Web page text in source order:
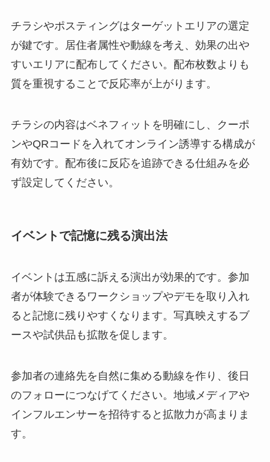
チラシやポスティングはターゲットエリアの選定
が鍵です。居住者属性や動線を考え、効果の出や
すいエリアに配布してください。配布枚数よりも
質を重視することで反応率が上がります。
チラシの内容はベネフィットを明確にし、クーポ
ンやQRコードを入れてオンライン誘導する構成が
有効です。配布後に反応を追跡できる仕組みを必
ず設定してください。
イベントで記憶に残る演出法
イベントは五感に訴える演出が効果的です。参加
者が体験できるワークショップやデモを取り入れ
ると記憶に残りやすくなります。写真映えするブ
ースや試供品も拡散を促します。
参加者の連絡先を自然に集める動線を作り、後日
のフォローにつなげてください。地域メディアや
インフルエンサーを招待すると拡散力が高まりま
す。